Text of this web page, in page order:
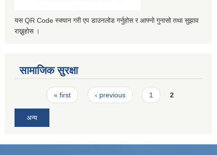
यस QR Code स्क्यान गरी एप डाउनलोड गर्नुहोस र आफ्नो गुनासो तथा सुझाव
राख्नुहोस ।
सामाजिक सुरक्षा
Pages« first ‹ previous 1 2
अन्य